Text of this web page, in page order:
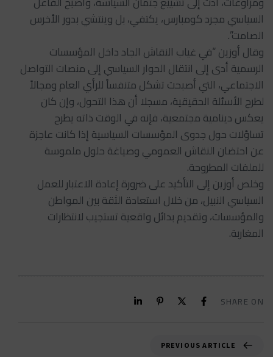
السياسي مجرد كومبارس، يكتفي، بل وينتشي بدور الأخرس
الصامت”.
وقال أوزين “في غياب النقاش الجاد داخل المؤسسات
الرسمية أدى إلى انتقال الحوار السياسي إلى منصات التواصل
الاجتماعي، التي أصبحت تشكل متنفساً للرأي العام ومجالاً
لطرح الأسئلة الحقيقية، مسجلا أن هذا التحول، وإن كان
يعكس دينامية مجتمعية، فإنه في الوقت ذاته يطرح
تساؤلات حول جدوى المؤسسات السياسية إذا كانت عاجزة
عن احتضان النقاش العمومي وصياغة حلول ملموسة
للملفات المطروحة.
وخلص أوزين إلى التأكيد على ضرورة إعادة الاعتبار للعمل
السياسي النبيل، من خلال استعادة الثقة بين المواطن
والمؤسسات، وتقديم بدائل واقعية تستجيب لانتظارات
المغاربة.
SHARE ON
PREVIOUS ARTICLE